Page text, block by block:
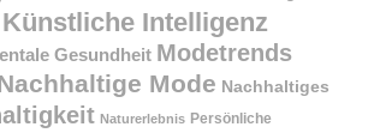
Künstliche Intelligenz
Gesundheit Modetrends
Mode Nachhaltiges
Naturerlebnis Persönliche